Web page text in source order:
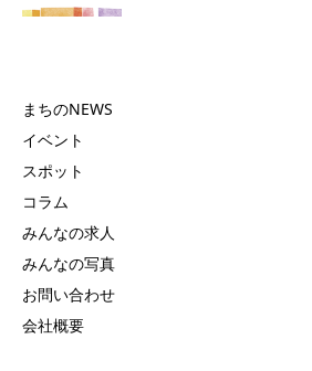
まちのNEWS
イベント
スポット
コラム
みんなの求人
みんなの写真
お問い合わせ
会社概要